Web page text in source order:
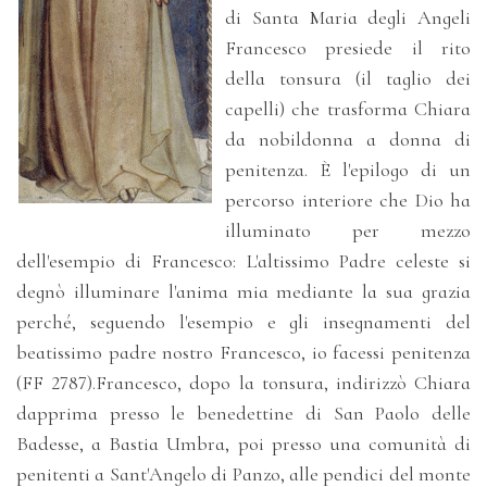
di Santa Maria degli Angeli
Francesco presiede il rito
della tonsura (il taglio dei
capelli) che trasforma Chiara
da nobildonna a donna di
penitenza. È l'epilogo di un
percorso interiore che Dio ha
illuminato per mezzo
dell'esempio di Francesco: L'altissimo Padre celeste si
degnò illuminare l'anima mia mediante la sua grazia
perché, seguendo l'esempio e gli insegnamenti del
beatissimo padre nostro Francesco, io facessi penitenza
(FF 2787).Francesco, dopo la tonsura, indirizzò Chiara
dapprima presso le benedettine di San Paolo delle
Badesse, a Bastia Umbra, poi presso una comunità di
penitenti a Sant'Angelo di Panzo, alle pendici del monte